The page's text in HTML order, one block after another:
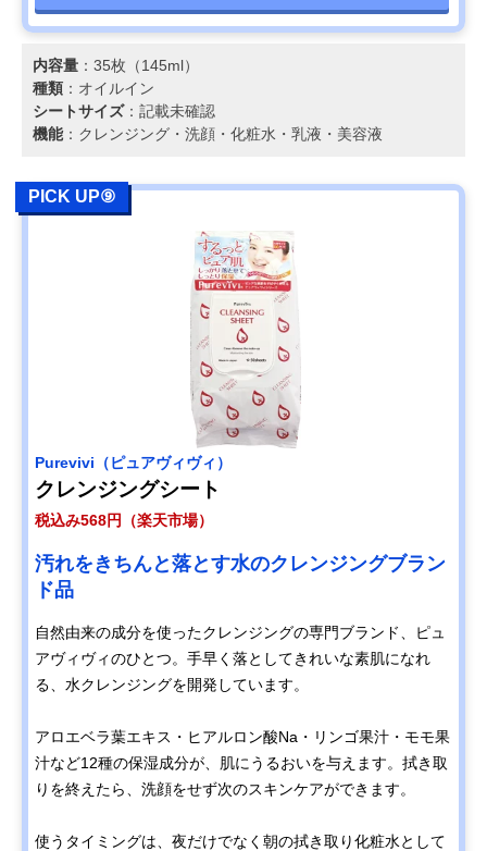
内容量 ：35枚（145ml）
種類 ：オイルイン
シートサイズ：記載未確認
機能：クレンジング・洗顔・化粧水・乳液・美容液
PICK UP⑨
Purevivi（ピュアヴィヴィ）
クレンジングシート
税込み568円（楽天市場）
汚れをきちんと落とす水のクレンジングブラン
ド品
自然由来の成分を使ったクレンジングの専門ブランド、ピュ
アヴィヴィのひとつ。手早く落としてきれいな素肌になれ
る、水クレンジングを開発しています。
アロエベラ葉エキス・ヒアルロン酸Na・リンゴ果汁・モモ果
汁など12種の保湿成分が、肌にうるおいを与えます。拭き取
りを終えたら、洗顔をせず次のスキンケアができます。
使うタイミングは、夜だけでなく朝の拭き取り化粧水として